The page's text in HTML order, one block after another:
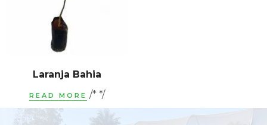
Laranja Bahia
READ MORE /* */